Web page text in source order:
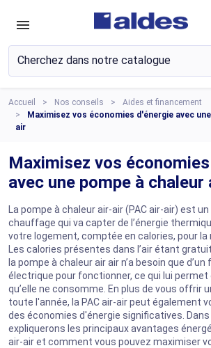
Accueil Nos conseils
Aides et financement
Maximisez vos économies d'énergie avec
air
Maximisez vos
avec une pompe à chaleur
La pompe à chaleur air-air (PAC air-air) est
chauffage qui va capter de l’énergie
votre logement, comptée en calories, pour la
Les calories présentes dans l’air étant
la pompe à chaleur air air n’a besoin que
électrique pour fonctionner, ce qui lui permet
qu’elle ne consomme. En plus de vous offrir
toute l'année, la PAC air-air peut également
des économies d'énergie significatives.
expliquerons les principaux avantages
air-air et comment vous pouvez maximiser